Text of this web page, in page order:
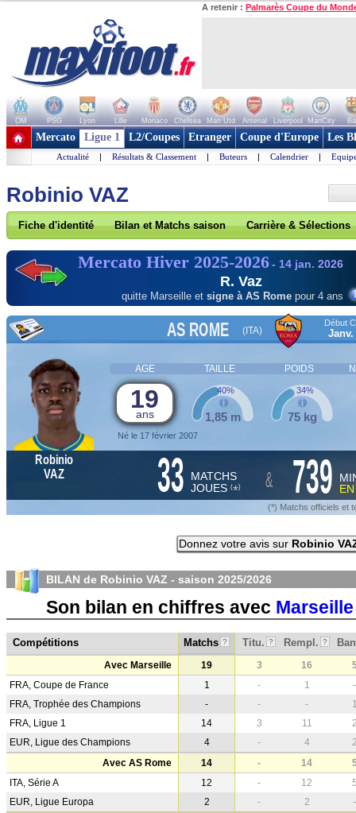
A retenir : Palmarès Coupe du
OM PSG Lyon Lille Monaco Chelsea Man Utd Arsenal Liverpool ManCity
+ de clubs
Mercato Ligue 1 L2/Coupes Etranger Coupe d'Europe Les
Actualité | Résultats & Classement | Buteurs | Calendrier |
Robinio VAZ
Fiche d'identité Bilan et Matchs saison Carrière & Sélections
Mercato Hiver 2025-2026- 14 jan. 2026
R. Vaz
quitte Marseille et signe à AS Rome pour 4 ans
AS ROME (ITA)
Début
Janv.
AGE TAILLE POIDS
19
ans
Né le 17 février 2007
1,85 m
40%
75 kg
34%
Robinio
VAZ
33
MATCHS
JOUES (*) & 739
(*) Matchs officiels et
Donnez votre avis sur Robinio
BILAN de Robinio VAZ - saison 2025/2026
Son bilan en chiffres avec Marseille
Compétitions Matchs ? Titu. ? Rempl. ?
Avec Marseille 19 3 16
FRA, Coupe de France
1 - 1
-
FRA, Trophée des Champions
- - -
FRA, Ligue 1
14 3 11
EUR, Ligue des Champions
4 - 4
Avec AS Rome
14 - 14
ITA, Série A
12 - 12
EUR, Ligue Europa
2 - 2
-